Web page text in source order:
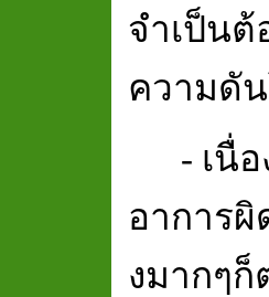
จำเป็น
ความดั
- เนื่
อาการ
งมากๆ